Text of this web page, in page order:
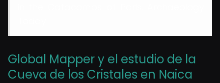
Global Mapper y el estudio de la
Cueva de los Cristales en Naica